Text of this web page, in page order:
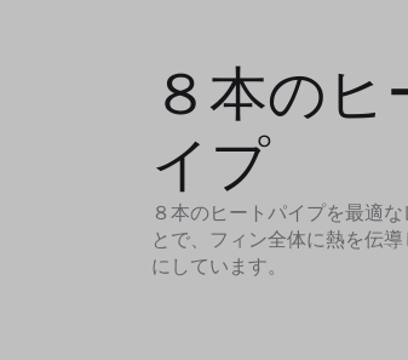
８本の
イプ
８本のヒートパイプを最適
とで、フィン全体に熱を伝
にしています。